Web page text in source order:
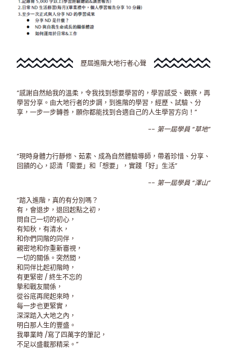
歷屆進階大地行者心聲
“感謝自然給我的溫柔，令我找到想要學習的，學習感受、觀察，再
學習分享。由大地行者的步調，到進階的學習，經歷、試驗、分
享，一步一步轉善，願你都能找到合適自己的人生學習方向！”
-- 第一屆學員 “草地”
“現時身體力行靜修、茹素、成為自然體驗導師，帶着珍惜、分享、
回饋的心，認清「需要」和「想要」，實踐「好」生活”
-- 第一屆學員 “澤山”
“踏入進階，真的有分別嗎？
有，會退步，退回起點之初，
問自己一切的初心，
有知秋，有清水，
和你們同階的同伴，
親密地和你重新審視，
一切的關係。突然間，
和同伴比起初階時，
有更緊密 / 終生不忘的
摰和戰友關係，
從谷底再爬起來時，
每一步也更緊實，
深深踏入大地之內，
明白那人生的豐盛。
我畢業時 /寫了四萬字的筆記，
不足以盛載那精采。”